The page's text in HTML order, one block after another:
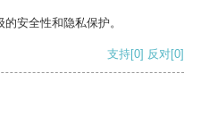
安全性和隐私保护。
支持[0] 反对[0]